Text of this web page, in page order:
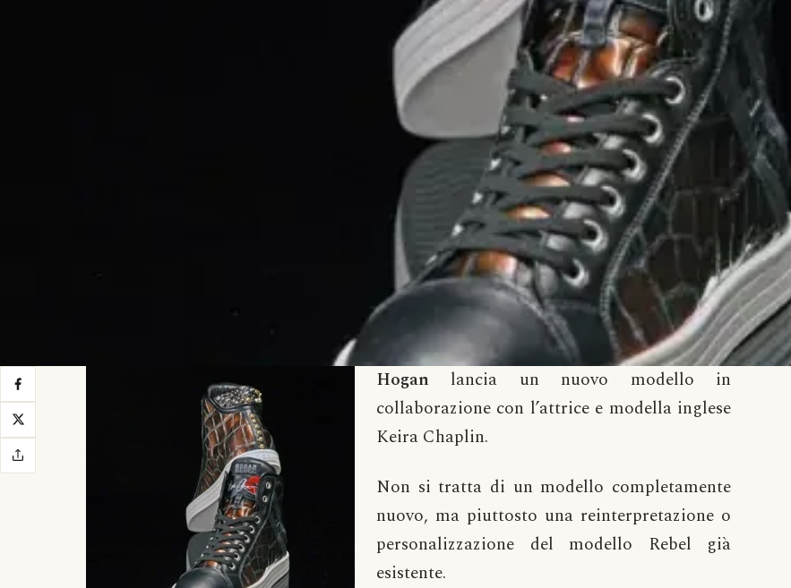
Hogan lancia un nuovo modello in
collaborazione con l’attrice e modella inglese
Keira Chaplin.
Non si tratta di un modello completamente
nuovo, ma piuttosto una reinterpretazione o
personalizzazione del modello Rebel già
esistente.